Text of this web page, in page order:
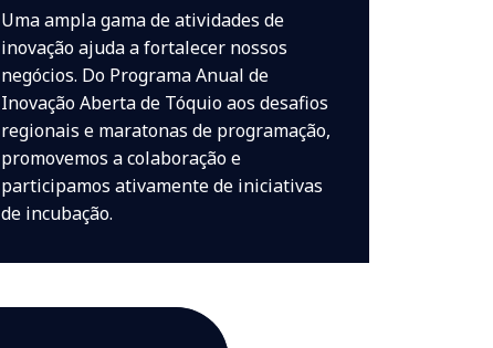
Uma ampla gama de atividades de
inovação ajuda a fortalecer nossos
negócios. Do Programa Anual de
Inovação Aberta de Tóquio aos desafios
regionais e maratonas de programação,
promovemos a colaboração e
participamos ativamente de iniciativas
de incubação.